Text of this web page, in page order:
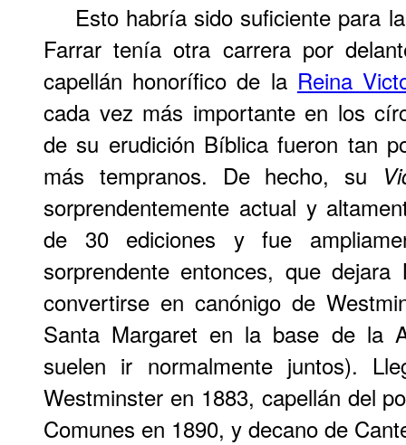
Esto habría sido suficiente para
Farrar tenía otra carrera por
capellán honorífico de la Reina
cada vez más importante en los
de su erudición Bíblica fueron tan
más tempranos. De hecho, su
sorprendentemente actual y
de 30 ediciones y fue
sorprendente entonces, que
convertirse en canónigo de
Santa Margaret en la base de la
suelen ir normalmente juntos).
Westminster en 1883, capellán del
Comunes en 1890, y decano de